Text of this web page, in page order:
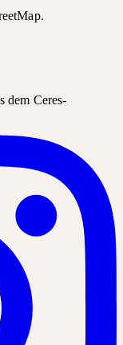
dem Ceres-